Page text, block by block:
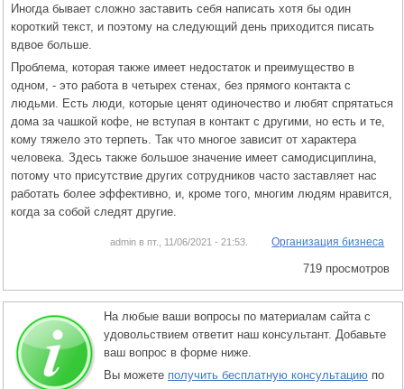
Иногда бывает сложно заставить себя написать хотя бы один
короткий текст, и поэтому на следующий день приходится писать
вдвое больше.
Проблема, которая также имеет недостаток и преимущество в
одном, - это работа в четырех стенах, без прямого контакта с
людьми. Есть люди, которые ценят одиночество и любят спрятаться
дома за чашкой кофе, не вступая в контакт с другими, но есть и те,
кому тяжело это терпеть. Так что многое зависит от характера
человека. Здесь также большое значение имеет самодисциплина,
потому что присутствие других сотрудников часто заставляет нас
работать более эффективно, и, кроме того, многим людям нравится,
когда за собой следят другие.
admin в пт., 11/06/2021 - 21:53. Организация бизнеса
719 просмотров
На любые ваши вопросы по материалам сайта с
удовольствием ответит наш консультант. Добавьте
ваш вопрос в форме ниже.
Вы можете получить бесплатную консультацию по